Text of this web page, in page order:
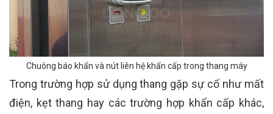
Chuông báo khẩn và nút liên hệ khẩn cấp trong thang máy
Trong trường hợp sử dụng thang gặp sự cố như mất
điện, kẹt thang hay các trường hợp khẩn cấp khác,